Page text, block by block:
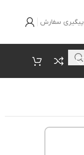
پیگیری سفارش